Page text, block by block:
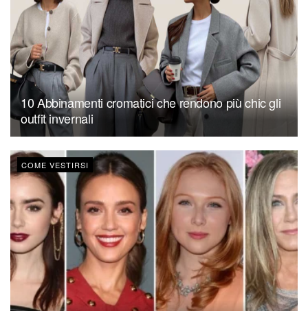
10 Abbinamenti cromatici che rendono più chic gli
outfit invernali
COME VESTIRSI